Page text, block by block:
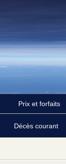
Prix et forfaits
Décès courant